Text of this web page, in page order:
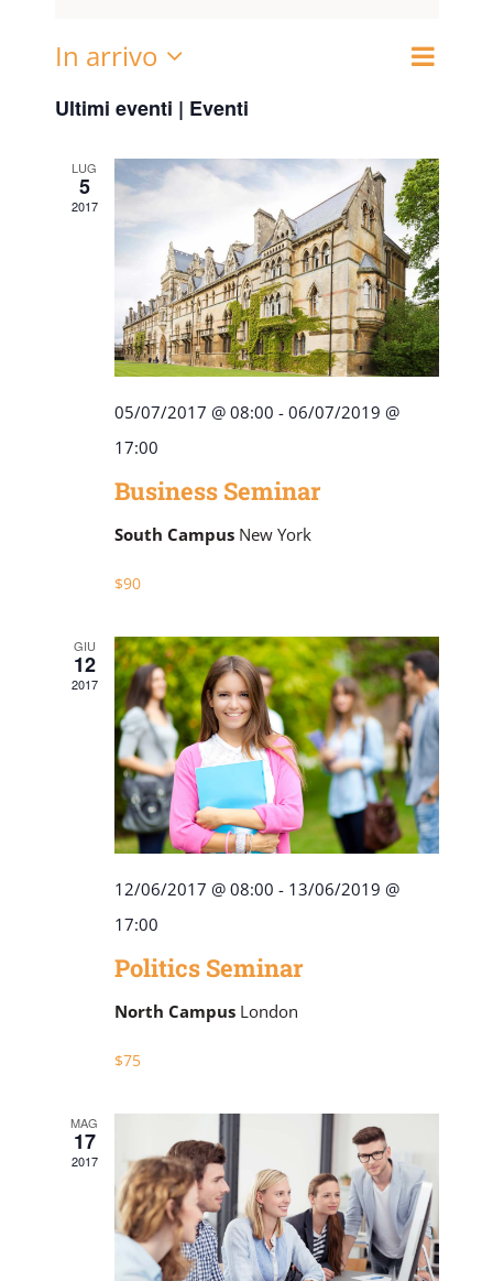
Eventi
e
viste
Cerca
Lista
In arrivo
la
Ultimi eventi | Eventi
LUG
5
2017
05/07/2017 @ 08:00 - 06/07/2019 @
17:00
Business Seminar
South Campus New York
$90
GIU
12
2017
12/06/2017 @ 08:00 - 13/06/2019 @
17:00
Politics Seminar
North Campus London
$75
MAG
17
2017